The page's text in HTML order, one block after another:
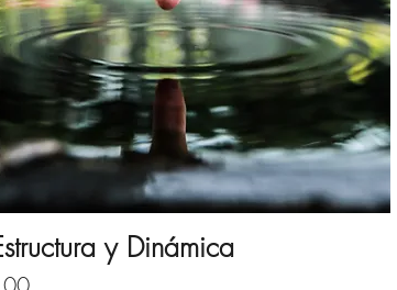
y Dinámica